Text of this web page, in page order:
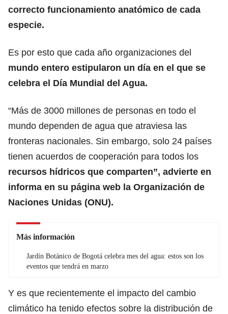
correcto funcionamiento anatómico de cada
especie.
Es por esto que cada año organizaciones del
mundo entero estipularon un día en el que se
celebra el Día Mundial del Agua.
“Más de 3000 millones de personas en todo el
mundo dependen de agua que atraviesa las
fronteras nacionales. Sin embargo, solo 24 países
tienen acuerdos de cooperación para todos los
recursos hídricos que comparten”, advierte en
informa en su página web la Organización de
Naciones Unidas (ONU).
Más información
Jardín Botánico de Bogotá celebra mes del agua: estos son los
eventos que tendrá en marzo
Y es que recientemente el impacto del cambio
climático ha tenido efectos sobre la distribución de